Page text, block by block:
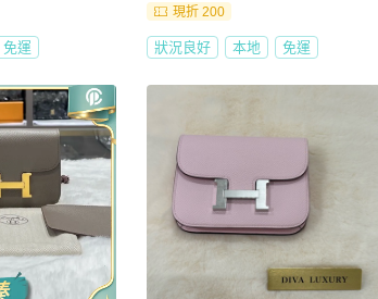
免運
現折 200
狀況良好 本地 免運